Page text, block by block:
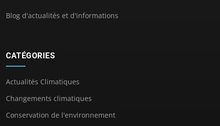
Blog d'actualités et d'informations
CATÉGORIES
Actualités Climatiques
Changements climatiques
Conservation de l'environnement